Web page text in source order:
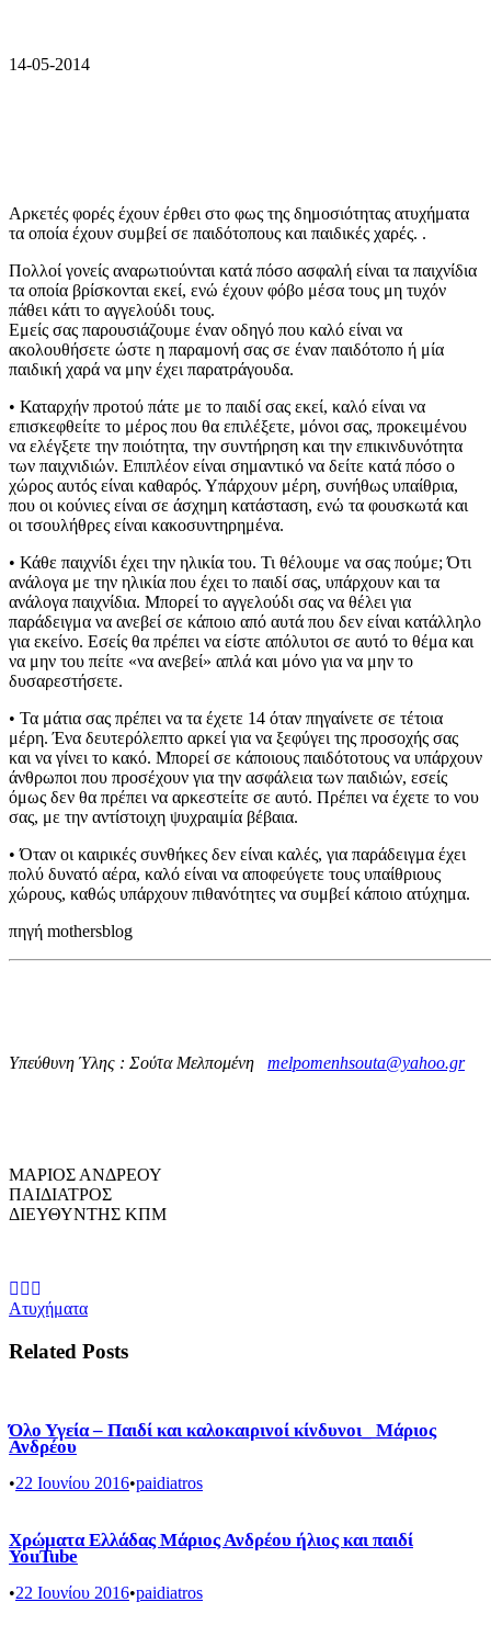
14-05-2014
Αρκετές φορές έχουν έρθει στο φως της δημοσιότητας ατυχήματα
τα οποία έχουν συμβεί σε παιδότοπους και παιδικές χαρές. .
Πολλοί γονείς αναρωτιούνται κατά πόσο ασφαλή είναι τα παιχνίδια
τα οποία βρίσκονται εκεί, ενώ έχουν φόβο μέσα τους μη τυχόν
πάθει κάτι το αγγελούδι τους.
Εμείς σας παρουσιάζουμε έναν οδηγό που καλό είναι να
ακολουθήσετε ώστε η παραμονή σας σε έναν παιδότοπο ή μία
παιδική χαρά να μην έχει παρατράγουδα.
• Καταρχήν προτού πάτε με το παιδί σας εκεί, καλό είναι να
επισκεφθείτε το μέρος που θα επιλέξετε, μόνοι σας, προκειμένου
να ελέγξετε την ποιότητα, την συντήρηση και την επικινδυνότητα
των παιχνιδιών. Επιπλέον είναι σημαντικό να δείτε κατά πόσο ο
χώρος αυτός είναι καθαρός. Υπάρχουν μέρη, συνήθως υπαίθρια,
που οι κούνιες είναι σε άσχημη κατάσταση, ενώ τα φουσκωτά και
οι τσουλήθρες είναι κακοσυντηρημένα.
• Κάθε παιχνίδι έχει την ηλικία του. Τι θέλουμε να σας πούμε; Ότι
ανάλογα με την ηλικία που έχει το παιδί σας, υπάρχουν και τα
ανάλογα παιχνίδια. Μπορεί το αγγελούδι σας να θέλει για
παράδειγμα να ανεβεί σε κάποιο από αυτά που δεν είναι κατάλληλο
για εκείνο. Εσείς θα πρέπει να είστε απόλυτοι σε αυτό το θέμα και
να μην του πείτε «να ανεβεί» απλά και μόνο για να μην το
δυσαρεστήσετε.
• Τα μάτια σας πρέπει να τα έχετε 14 όταν πηγαίνετε σε τέτοια
μέρη. Ένα δευτερόλεπτο αρκεί για να ξεφύγει της προσοχής σας
και να γίνει το κακό. Μπορεί σε κάποιους παιδότοτους να υπάρχουν
άνθρωποι που προσέχουν για την ασφάλεια των παιδιών, εσείς
όμως δεν θα πρέπει να αρκεστείτε σε αυτό. Πρέπει να έχετε το νου
σας, με την αντίστοιχη ψυχραιμία βέβαια.
• Όταν οι καιρικές συνθήκες δεν είναι καλές, για παράδειγμα έχει
πολύ δυνατό αέρα, καλό είναι να αποφεύγετε τους υπαίθριους
χώρους, καθώς υπάρχουν πιθανότητες να συμβεί κάποιο ατύχημα.
πηγή mothersblog
Υπεύθυνη Ύλης : Σούτα Μελπομένη melpomenhsouta@yahoo.gr
ΜΑΡΙΟΣ ΑΝΔΡΕΟΥ
ΠΑΙΔΙΑΤΡΟΣ
ΔΙΕΥΘΥΝΤΗΣ ΚΠΜ
Ατυχήματα
Related Posts
Όλο Υγεία – Παιδί και καλοκαιρινοί κίνδυνοι_ Μάριος
Ανδρέου
•22 Ιουνίου 2016•paidiatros
Χρώματα Ελλάδας Μάριος Ανδρέου ήλιος και παιδί
YouTube
•22 Ιουνίου 2016•paidiatros